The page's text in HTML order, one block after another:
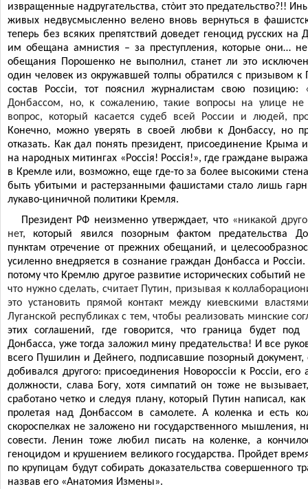
извращенные надругательства, стòит это предательство?!!
живых недвусмысленно велено вновь вернуться в
теперь без всяких препятствий доведет геноцид русских
им обещана амнистия – за преступления, которые они…
обещания Порошенко не выполнил, станет ли это
один человек из окружавшей толпы обратился с призывом к
состав Россiи, тот пояснил журналистам свою позицию:
Донбассом, но, к сожалению, такие вопросы на улице не
вопрос, который касается судеб всей России и людей,
Конечно, можно уверять в своей любви к Донбассу, но
отказать. Как дал понять президент, присоединение Крыма
на народных митингах «Россiя! Россiя!», где граждане
в Кремле или, возможно, еще где-то за более высокими
быть убитыми и растерзанными фашистами стало лишь
лукаво-циничной политики Кремля.
Президент РФ неизменно утверждает, что «никакой
нет, который явился позорным фактом предательства
пунктам отречение от прежних обещаний, и
усиленно внедряется в сознание граждан Донбасса и Россiи.
потому что Кремлю другое развитие исторических событий
что нужно сделать, считает Путин, призывая к
это установить прямой контакт между киевскими
Луганской республиках с тем, чтобы реализовать минские
этих соглашений, где говорится, что граница будет
Донбасса, уже тогда заложил мину предательства! И все
всего Пушилин и Дейнего, подписавшие позорный документ,
добивался другого: присоединения Новороссiи к Россiи, его
должности, слава Богу, хотя симпатий он тоже не
сработано четко и следуя плану, который Путин написал,
пролетая над Донбассом в самолете. А коленка и есть
скороспелках не заложено ни государственного мышления,
совести. Ленин тоже любил писать на коленке, а
геноцидом и крушением великого государства. Пройдет
по крупицам будут собирать доказательства совершенного
назвав его «Анатомия Измены».